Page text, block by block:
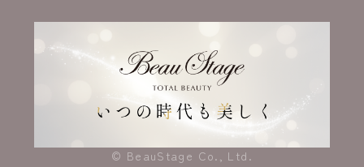
© BeauStage Co., Ltd.